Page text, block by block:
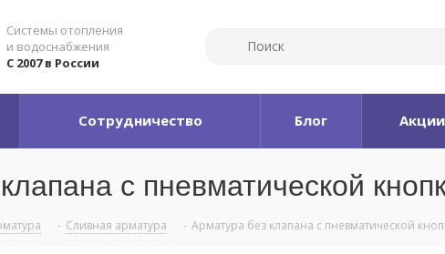
Системы отопления
и водоснабжения
С 2007 в России
Сотрудничество Блог Акции
с пневматической
- Сливная арматура - Арматура без клапана с пневматической